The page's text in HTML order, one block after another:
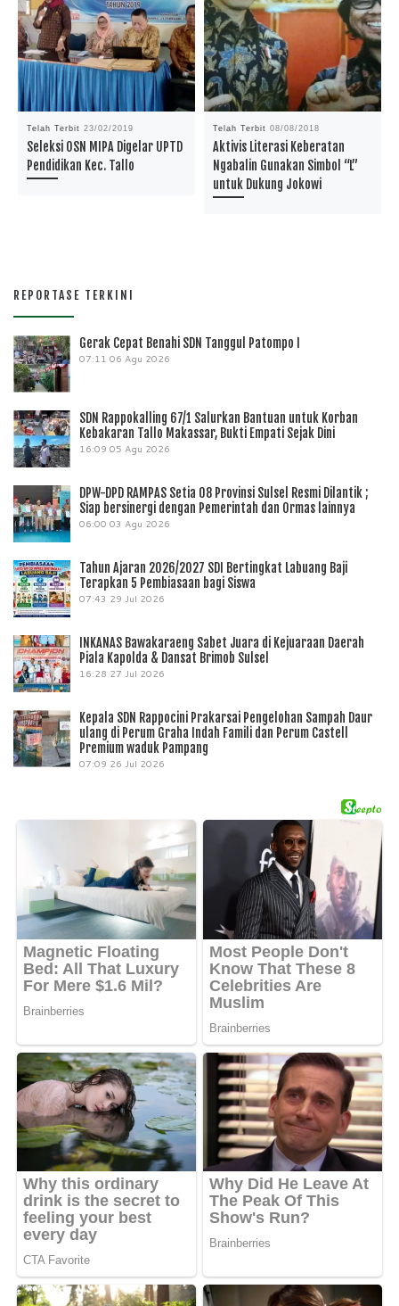
Telah Terbit23/02/2019
Seleksi OSN MIPA Digelar UPTD
Pendidikan Kec. Tallo
Telah Terbit08/08/2018
Aktivis Literasi Keberatan
Ngabalin Gunakan Simbol “L”
untuk Dukung Jokowi
REPORTASE TERKINI
Gerak Cepat Benahi SDN Tanggul Patompo I
07:11 06 Agu 2026
SDN Rappokalling 67/1 Salurkan Bantuan untuk Korban
Kebakaran Tallo Makassar, Bukti Empati Sejak Dini
16:09 05 Agu 2026
DPW-DPD RAMPAS Setia 08 Provinsi Sulsel Resmi Dilantik ;
Siap bersinergi dengan Pemerintah dan Ormas lainnya
06:00 03 Agu 2026
Tahun Ajaran 2026/2027 SDI Bertingkat Labuang Baji
Terapkan 5 Pembiasaan bagi Siswa
07:43 29 Jul 2026
INKANAS Bawakaraeng Sabet Juara di Kejuaraan Daerah
Piala Kapolda & Dansat Brimob Sulsel
16:28 27 Jul 2026
Kepala SDN Rappocini Prakarsai Pengelohan Sampah Daur
ulang di Perum Graha Indah Famili dan Perum Castell
Premium waduk Pampang
07:09 26 Jul 2026